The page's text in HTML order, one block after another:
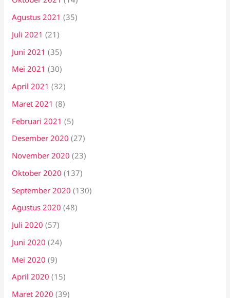
Agustus 2021 (35)
Juli 2021 (21)
Juni 2021 (35)
Mei 2021 (30)
April 2021 (32)
Maret 2021 (8)
Februari 2021 (5)
Desember 2020 (27)
November 2020 (23)
Oktober 2020 (137)
September 2020 (130)
Agustus 2020 (48)
Juli 2020 (57)
Juni 2020 (24)
Mei 2020 (9)
April 2020 (15)
Maret 2020 (39)